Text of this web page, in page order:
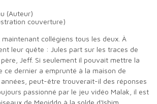
(Auteur)
couverture)
leur quête : Jules part sur les traces de
Jeff. Si seulement il pouvait mettre la
ce dernier a emprunté à la maison de
années, peut-être trouverait-il des réponses
passionné par le jeu vidéo Malak, il est
de Megiddo à la solde d'Ishim.